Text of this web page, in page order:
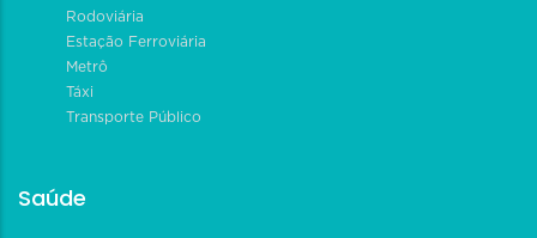
Rodoviária
Estação Ferroviária
Metrô
Táxi
Transporte Público
Saúde